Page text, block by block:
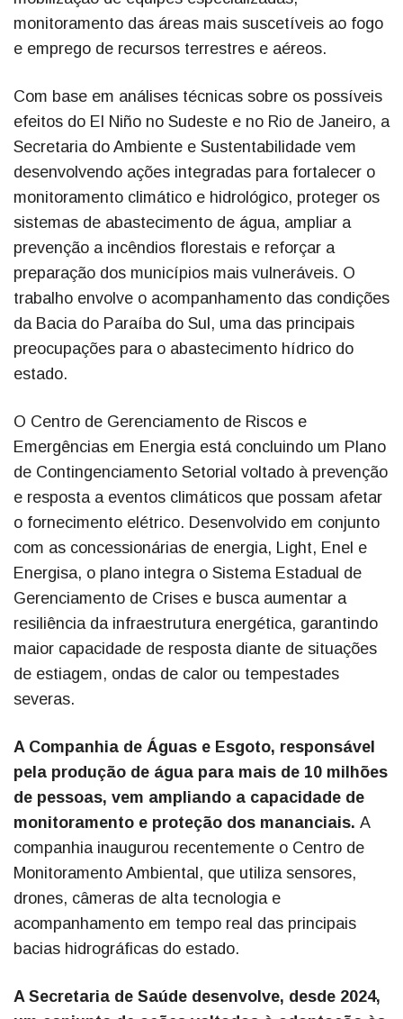
monitoramento das áreas mais suscetíveis ao fogo
e emprego de recursos terrestres e aéreos.
Com base em análises técnicas sobre os possíveis
efeitos do El Niño no Sudeste e no Rio de Janeiro, a
Secretaria do Ambiente e Sustentabilidade vem
desenvolvendo ações integradas para fortalecer o
monitoramento climático e hidrológico, proteger os
sistemas de abastecimento de água, ampliar a
prevenção a incêndios florestais e reforçar a
preparação dos municípios mais vulneráveis. O
trabalho envolve o acompanhamento das condições
da Bacia do Paraíba do Sul, uma das principais
preocupações para o abastecimento hídrico do
estado.
O Centro de Gerenciamento de Riscos e
Emergências em Energia está concluindo um Plano
de Contingenciamento Setorial voltado à prevenção
e resposta a eventos climáticos que possam afetar
o fornecimento elétrico. Desenvolvido em conjunto
com as concessionárias de energia, Light, Enel e
Energisa, o plano integra o Sistema Estadual de
Gerenciamento de Crises e busca aumentar a
resiliência da infraestrutura energética, garantindo
maior capacidade de resposta diante de situações
de estiagem, ondas de calor ou tempestades
severas.
A Companhia de Águas e Esgoto, responsável
pela produção de água para mais de 10 milhões
de pessoas, vem ampliando a capacidade de
monitoramento e proteção dos mananciais. A
companhia inaugurou recentemente o Centro de
Monitoramento Ambiental, que utiliza sensores,
drones, câmeras de alta tecnologia e
acompanhamento em tempo real das principais
bacias hidrográficas do estado.
A Secretaria de Saúde desenvolve, desde 2024,